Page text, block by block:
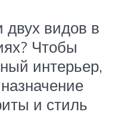
двух видов в
Чтобы
интерьер,
и стиль